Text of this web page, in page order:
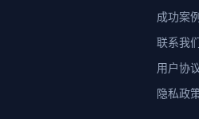
成功案
联系我
用户协
隐私政